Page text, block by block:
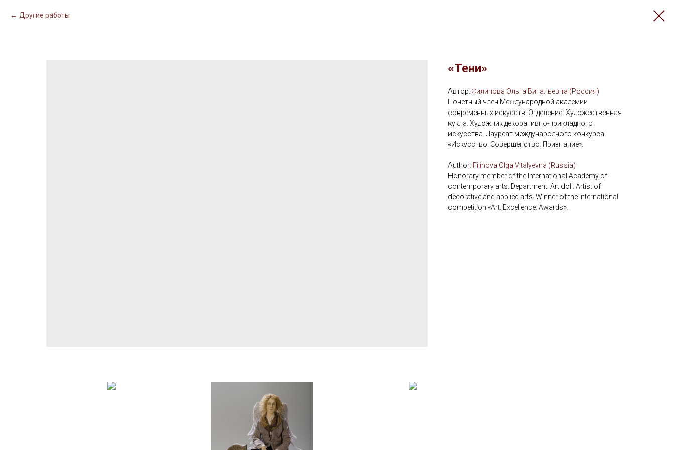
Другие работы
«Тени»
Автор: Филинова Ольга Витальевна (Россия)
Почетный член Международной академии
современных искусств. Отделение: Художественная
кукла. Художник декоративно-прикладного
искусства. Лауреат международного конкурса
«Искусство. Совершенство. Признание».
Author: Filinova Olga Vitalyevna (Russia)
Honorary member of the International Academy of
contemporary arts. Department: Art doll. Artist of
decorative and applied arts. Winner of the international
competition «Art. Excellence. Awards».